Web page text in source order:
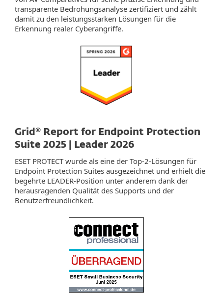
transparente Bedrohungsanalyse zertifiziert und zählt
damit zu den leistungsstarken Lösungen für die
Erkennung realer Cyberangriffe.
Grid® Report for Endpoint Protection
Suite 2025 | Leader 2026
ESET PROTECT wurde als eine der Top-2-Lösungen für
Endpoint Protection Suites ausgezeichnet und erhielt die
begehrte LEADER-Position unter anderem dank der
herausragenden Qualität des Supports und der
Benutzerfreundlichkeit.